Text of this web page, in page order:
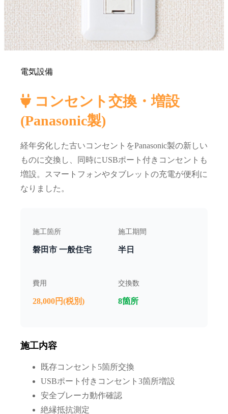
電気設備
コンセント交換・増設
(Panasonic製)
経年劣化した古いコンセントをPanasonic製の新しい
ものに交換し、同時にUSBポート付きコンセントも
増設。スマートフォンやタブレットの充電が便利に
なりました。
施工箇所
磐田市 一般住宅
施工期間
半日
費用
28,000円(税別)
交換数
8箇所
施工内容
既存コンセント5箇所交換
USBポート付きコンセント3箇所増設
安全ブレーカ動作確認
絶縁抵抗測定